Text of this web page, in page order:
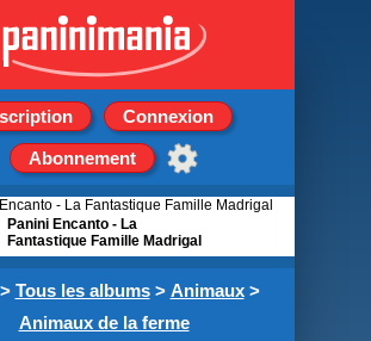
Connexion
Abonnement
Tous les albums> Animaux>
Animaux de la ferme
Panini Encanto - La
Fantastique Famille Madrigal